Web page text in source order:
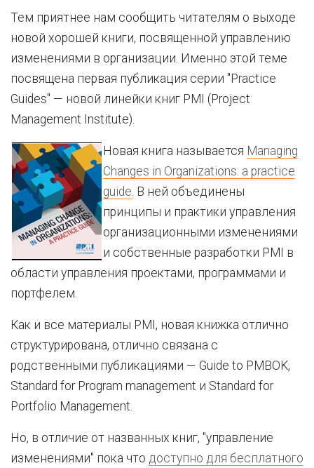
Тем приятнее нам сообщить читателям о выходе
новой хорошей книги, посвященной управлению
изменениями в организации. Именно этой теме
посвящена первая публикация серии "Practice
Guides" — новой линейки книг PMI (Project
Management Institute).
Новая книга называется Managing
Changes in Organizations: a practice
guide. В ней объединены
принципы и практики управления
организационными изменениями
и собственные разработки PMI в
области управления проектами, программами и
портфелем.
Как и все материалы PMI, новая книжка отлично
структурирована, отлично связана с
родственными публикациями — Guide to PMBOK,
Standard for Program management и Standard for
Portfolio Management.
Но, в отличие от названных книг, "управление
изменениями" пока что доступно для бесплатного